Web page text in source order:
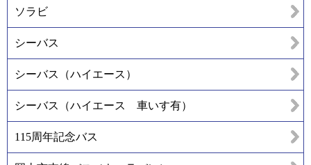
ソラビ
シーバス
シーバス（ハイエース）
シーバス（ハイエース 車いす有）
115周年記念バス